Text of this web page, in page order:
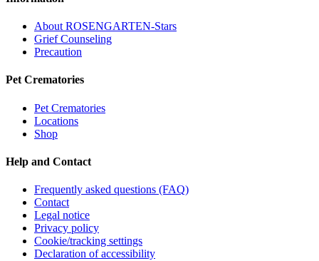
About ROSENGARTEN-Stars
Grief Counseling
Precaution
Pet Crematories
Pet Crematories
Locations
Shop
Help and Contact
Frequently asked questions (FAQ)
Contact
Legal notice
Privacy policy
Cookie/tracking settings
Declaration of accessibility